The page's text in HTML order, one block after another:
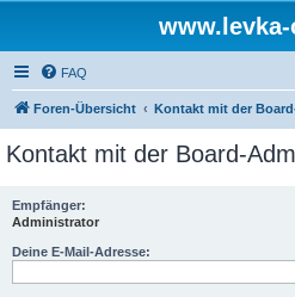
FAQ
Foren-Übersicht Kontakt mit der
Kontakt mit der Board-
Empfänger:
Administrator
Deine E-Mail-Adresse: